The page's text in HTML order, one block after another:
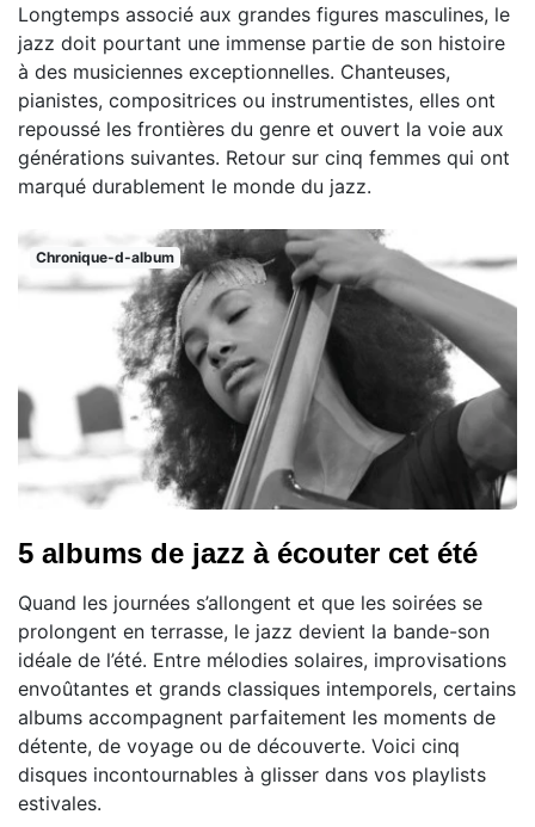
Longtemps associé aux grandes figures masculines, le
jazz doit pourtant une immense partie de son histoire
à des musiciennes exceptionnelles. Chanteuses,
pianistes, compositrices ou instrumentistes, elles ont
repoussé les frontières du genre et ouvert la voie aux
générations suivantes. Retour sur cinq femmes qui ont
marqué durablement le monde du jazz.
Chronique-d-album
5 albums de jazz à écouter cet été
Quand les journées s’allongent et que les soirées se
prolongent en terrasse, le jazz devient la bande-son
idéale de l’été. Entre mélodies solaires, improvisations
envoûtantes et grands classiques intemporels, certains
albums accompagnent parfaitement les moments de
détente, de voyage ou de découverte. Voici cinq
disques incontournables à glisser dans vos playlists
estivales.